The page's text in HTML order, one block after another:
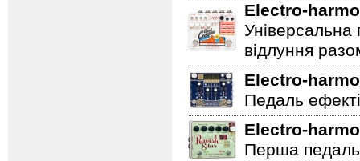
Electro-
Універсальна
відлуння
Electro-
Педаль
Electro-
Перша